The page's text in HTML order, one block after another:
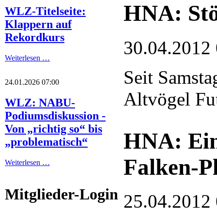
WLZ-Titelseite:
Klappern auf
Rekordkurs
Weiterlesen …
24.01.2026 07:00
WLZ: NABU-
Podiumsdiskussion -
Von „richtig so“ bis
„problematisch“
Weiterlesen …
Mitglieder-Login
HNA:
30.04.2012
Seit
Altvögel
HNA:
Falken-
25.04.2012